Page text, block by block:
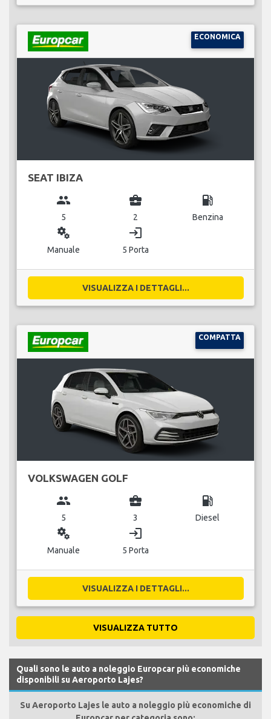
ECONOMICA
SEAT IBIZA
group
5
business_center
2
local_gas_station
Benzina
miscellaneous_services
Manuale
login
5 Porta
VISUALIZZA I DETTAGLI...
COMPATTA
VOLKSWAGEN GOLF
group
5
business_center
3
local_gas_station
Diesel
miscellaneous_services
Manuale
login
5 Porta
VISUALIZZA I DETTAGLI...
VISUALIZZA TUTTO
Quali sono le auto a noleggio Europcar più economiche
disponibili su Aeroporto Lajes?
Su Aeroporto Lajes le auto a noleggio più economiche di